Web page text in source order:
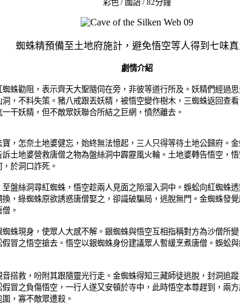
彩色 / 國語 / 82分鐘
蜘蛛精預備至土地府施計，避免悟空等人得到七味真
劇情介紹
勸阻，表示齊天大聖隨伺在旁，非彼等道行所及。妖精們經過
，不料失策。豬八戒跟丟妖精，被悟空變作樹木，三蜘蛛返回查
干妖精，但不敵眾妖聯合所結之巨網，憤然離去。
怎奈土地婆健忘，始終無法憶起，三人只得等待土地公歸府。
土地婆營救唐僧之物為盤絲洞中霹靂風火輪。土地婆轉告悟空，
於洞口詐死。
絲洞尋紅蜘蛛，悟空趁兩人見面之隙溜入洞中。蜈蚣向紅蜘蛛
，綠蜘蛛原欲誘惑唐僧娶之，卻識破騙局，逃脫無門。金蜘蛛發
。
現身，使眾人大感不解。銀蜘蛛與悟空互相指稱對方為沙僧所
冒之悟空搶去。悟空以銀蜘蛛身份建議眾人暫緩烹煮唐僧。蜈
救，吩附其跟隨靈光行走。金蜘蛛得知三藏師徒逃脫，封洞追
冒之負傷悟空，一行人遂又安頓於寺中，此時悟空本尊趕到，兩
，寡不敵眾遭殺。